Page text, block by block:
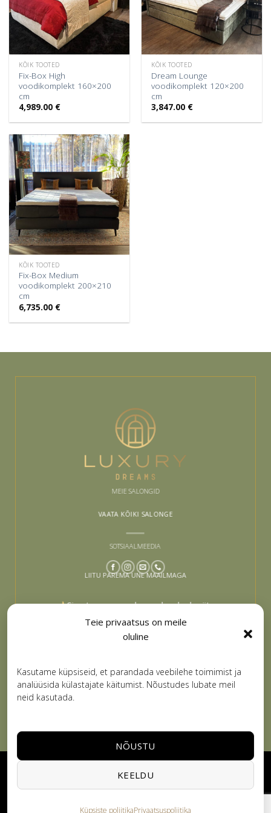
Teie privaatsus on meile
oluline
Kasutame küpsiseid, et parandada veebilehe toimimist ja
analüüsida külastajate käitumist. Nõustudes lubate meil
neid kasutada.
NÕUSTU
KEELDU
Küpsiste poliitikaPrivaatsuspoliitika
KÕIK TOOTED
Fix-Box High
voodikomplekt 160×200
cm
4,989.00 €
KÕIK TOOTED
Dream Lounge
voodikomplekt 120×200
cm
3,847.00 €
KÕIK TOOTED
Fix-Box Medium
voodikomplekt 200×210
cm
6,735.00 €
MEIE SALONGID
VAATA KÕIKI SALONGE
SOTSIAALMEEDIA
LIITU PAREMA UNE MAAILMAGA
Sinu tee paremaks uneks algab siit –
liitu ja lase end inspireerida
LIITUN
PayPal Stripe
KÜPSISTE POLIITIKA